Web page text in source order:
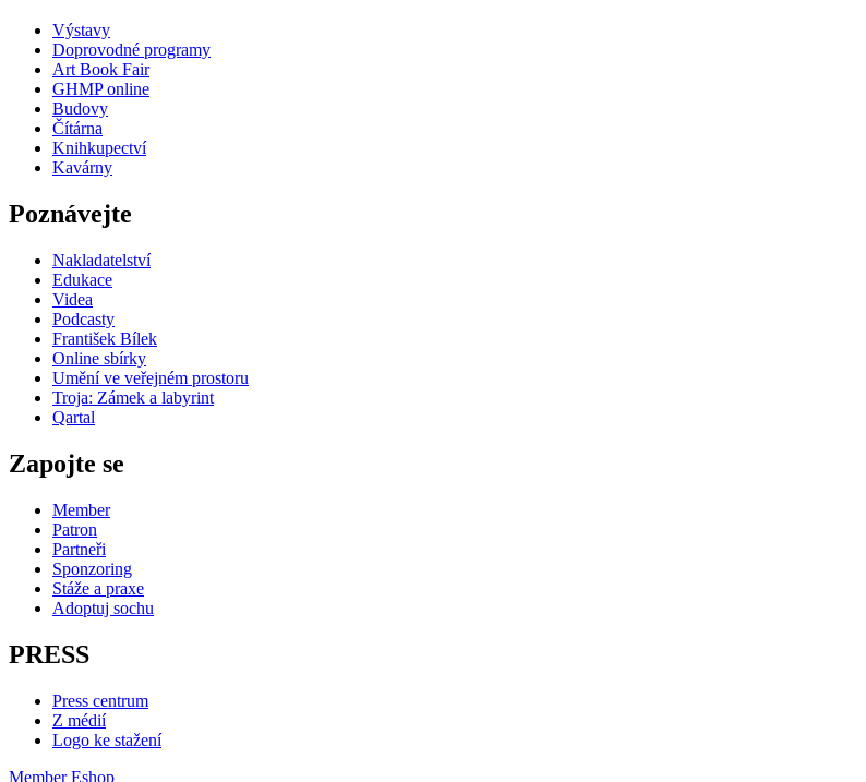
Výstavy
Doprovodné programy
Art Book Fair
GHMP online
Budovy
Čítárna
Knihkupectví
Kavárny
Poznávejte
Nakladatelství
Edukace
Videa
Podcasty
František Bílek
Online sbírky
Umění ve veřejném prostoru
Troja: Zámek a labyrint
Qartal
Zapojte se
Member
Patron
Partneři
Sponzoring
Stáže a praxe
Adoptuj sochu
PRESS
Press centrum
Z médií
Logo ke stažení
Member Eshop